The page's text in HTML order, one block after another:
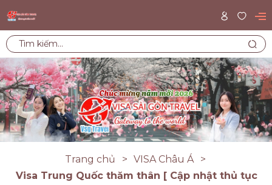
Trang chủ
VISA Châu Á
Visa Trung Quốc thăm thân [ Cập nhật thủ tục